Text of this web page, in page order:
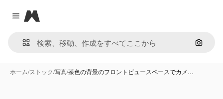
Close menu
Magnific
画像で
ホーム/ストック/写真/茶色の背景のフロントビュースペースでカメ…